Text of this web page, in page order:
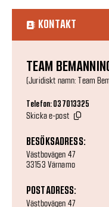
KONTAKT
TEAM
(Juridiskt namn: Team
Telefon: 037013325
Skicka e-post
BESÖKSADRESS:
Västbovägen 47
33153 Värnamo
POSTADRESS:
Västbovägen 47